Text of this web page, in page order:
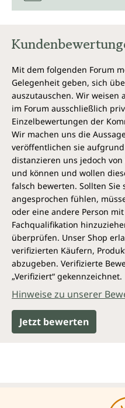
Mit dem folgenden Forum
Gelegenheit geben, sich
auszutauschen. Wir weisen
im Forum ausschließlich
Einzelbewertungen der
Wir machen uns die
veröffentlichen sie
distanzieren uns jedoch
und können und wollen
falsch bewerten. Sollten Sie
angesprochen fühlen,
oder eine andere Person
Fachqualifikation
überprüfen. Unser Shop
verifizierten Käufern,
abzugeben. Verifizierte
„Verifiziert“ gekennzeichnet.
Hinweise zu unserer
Jetzt bewerten